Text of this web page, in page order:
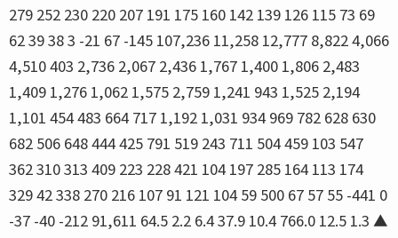
279 252 230 220 207 191 175 160 142 139 126 115 73 69
62 39 38 3 -21 67 -145 107,236 11,258 12,777 8,822 4,066
4,510 403 2,736 2,067 2,436 1,767 1,400 1,806 2,483
1,409 1,276 1,062 1,575 2,759 1,241 943 1,525 2,194
1,101 454 483 664 717 1,192 1,031 934 969 782 628 630
682 506 648 444 425 791 519 243 711 504 459 103 547
362 310 313 409 223 228 421 104 197 285 164 113 174
329 42 338 270 216 107 91 121 104 59 500 67 57 55 -441 0
-37 -40 -212 91,611 64.5 2.2 6.4 37.9 10.4 766.0 12.5 1.3 ▲